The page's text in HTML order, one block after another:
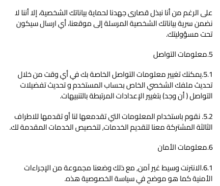
على الرغم من أنا نبذل قصارى جهدنا لحماية بياناتك الشخصية، إلا أننا لا
نضمن سرية بياناتك الشخصية المرسلة إلى موقعنا، أي ارسال سيكون
تحت مسؤوليتك.
5.معلومات التواصل
5.1.يمكنك تغيير معلومات التواصل الخاصة بك في أي وقت من خلال
تحديث ملفك الشخصي الخاص بحساب المستخدم و تحديث تفضيلات
التواصل ( أن وجد) بتغيير الإعدادات المرتبطة بالتنبيهات.
5.2. نقوم باستخدام المعلومات التي تقدمعها لنا أو تقدمها للاطراف
الثالثة المشتركة معنا لتقديم الخدمات, لتخصيص الخدمات المقدمة لك.
6.معلومات الأمان
6.1.الانترنت وسيط غير آمن, مع ذلك وضعنا مجموعة من الإجراءات
الأمنية كما هو موضح في سياسة الخصوصية هذه.